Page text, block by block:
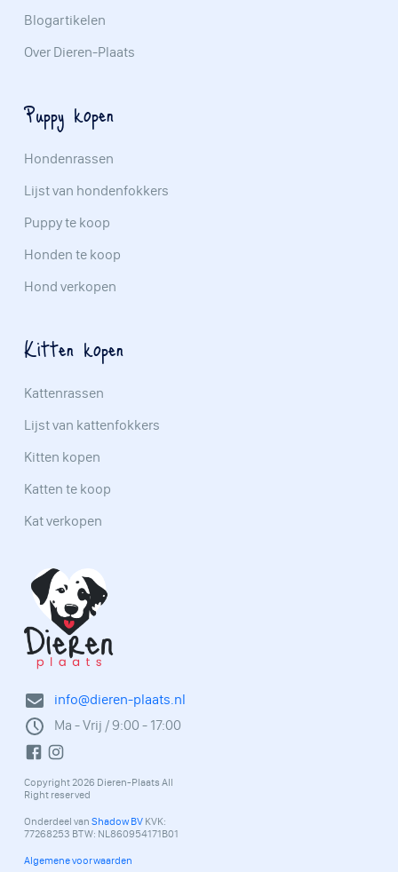
info@dieren-plaats.nl
Ma - Vrij / 9:00 - 17:00
Copyright 2026 Dieren-Plaats All
Right reserved
Onderdeel van Shadow BV KVK:
77268253 BTW: NL860954171B01
Algemene voorwaarden
Blogartikelen
Over Dieren-Plaats
Puppy kopen
Hondenrassen
Lijst van hondenfokkers
Puppy te koop
Honden te koop
Hond verkopen
Kitten kopen
Kattenrassen
Lijst van kattenfokkers
Kitten kopen
Katten te koop
Kat verkopen